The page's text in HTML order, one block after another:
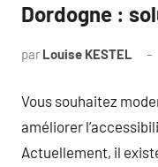
Dordogne :
par Louise KESTEL
Vous souhaitez
améliorer
Actuellement, il